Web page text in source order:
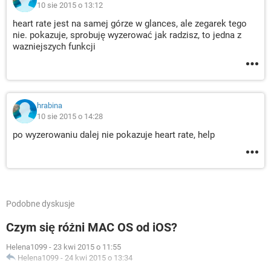
10 sie 2015 o 13:12
heart rate jest na samej górze w glances, ale zegarek tego
nie. pokazuje, sprobuję wyzerować jak radzisz, to jedna z
wazniejszych funkcji
hrabina
10 sie 2015 o 14:28
po wyzerowaniu dalej nie pokazuje heart rate, help
Podobne dyskusje
Czym się różni MAC OS od iOS?
Helena1099 - 23 kwi 2015 o 11:55
Helena1099 - 24 kwi 2015 o 13:34